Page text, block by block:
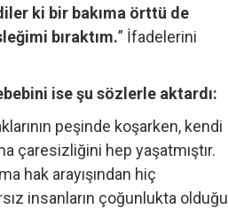
ki bir bakıma örttü de
bıraktım.” İfadelerini
ise şu sözlerle aktardı:
peşinde koşarken, kendi
çaresizliğini hep yaşatmıştır.
hak arayışından hiç
insanların çoğunlukta olduğu